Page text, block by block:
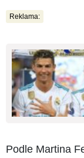
Reklama:
Podle Martina